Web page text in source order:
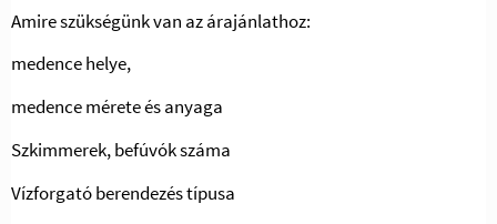
Amire szükségünk van az árajánlathoz:
medence helye,
medence mérete és anyaga
Szkimmerek, befúvók száma
Vízforgató berendezés típusa